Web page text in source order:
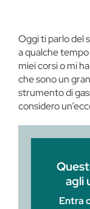
Oggi ti parlo del
a qualche
miei corsi o mi
che sono un
strumento di
considero
agli
Entra